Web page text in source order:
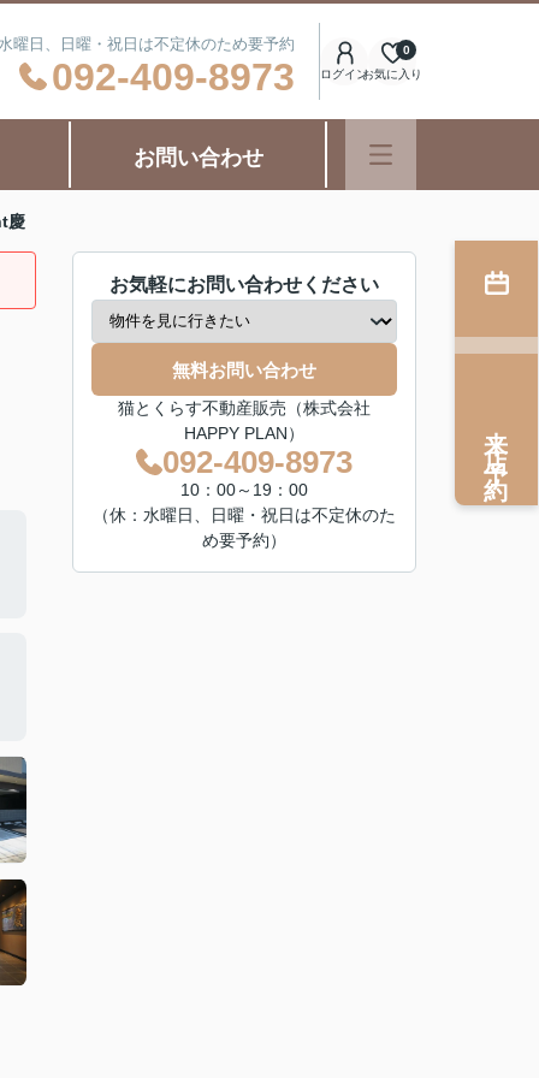
日、日曜・祝日は不定休のため要予約
092-409-8973 ログインお気に入り
0
お問い合わせ
慶
お気軽にお問い合わせください
無料お問い合わせ
猫とくらす不動産販売（株式会社
HAPPY PLAN）
092-409-8973
10：00～19：00
（休：水曜日、日曜・祝日は不定休のた
め要予約）
来店予約